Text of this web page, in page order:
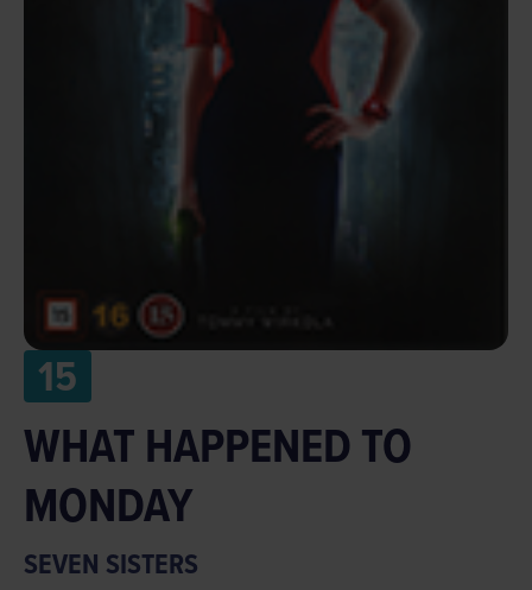
15
WHAT HAPPENED TO
MONDAY
SEVEN SISTERS